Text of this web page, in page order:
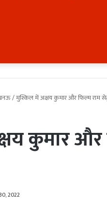
/मुश्किल में अक्षय कुमार और फिल्म राम
कुमार
2022